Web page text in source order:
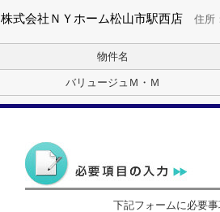
株式会社ＮＹホーム松山市駅西店 住所
物件名
バリュージュＭ・Ｍ
下記フォームに必要